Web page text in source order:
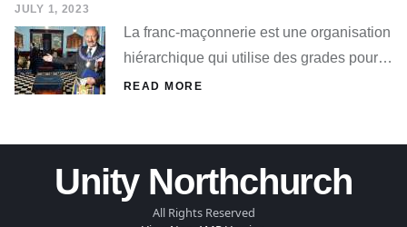
JULY 1, 2023
La franc-maçonnerie est une organisation
hiérarchique qui utilise des grades pour…
READ MORE
Unity Northchurch
All Rights Reserved